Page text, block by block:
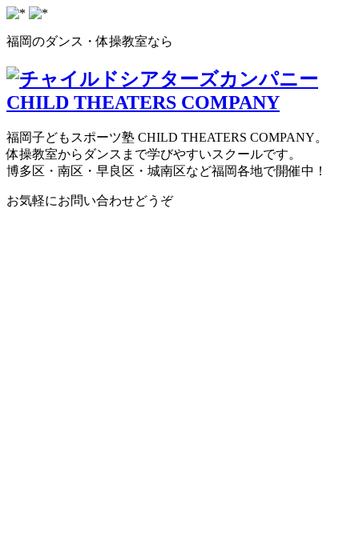
福岡のダンス・体操教室なら
福岡子どもスポーツ塾 CHILD THEATERS COMPANY。
体操教室からダンスまで学びやすいスクールです。
博多区・南区・早良区・城南区など福岡各地で開催中！
お気軽にお問い合わせどうぞ